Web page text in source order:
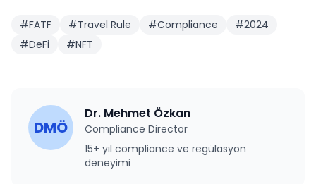
#FATF #Travel Rule #Compliance #2024
#DeFi #NFT
DMÖ
Dr. Mehmet Özkan
Compliance Director
15+ yıl compliance ve regülasyon
deneyimi